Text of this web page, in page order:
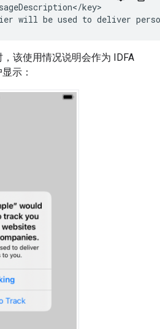
key>
该使用情况说明会作为 IDFA
示：